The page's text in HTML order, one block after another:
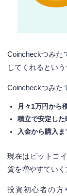
Coincheckつみた
してくれるという
Coincheckつみた
月々1万円から
積立で安定した
入金から購入ま
現在はビットコ
貨を増やすていく
投資初心者の方